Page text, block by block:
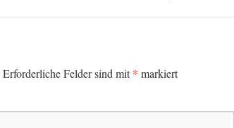
Erforderliche Felder sind mit* markiert